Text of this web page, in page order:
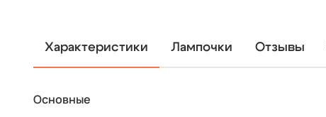
Характеристики Лампочки Отзывы
Основные